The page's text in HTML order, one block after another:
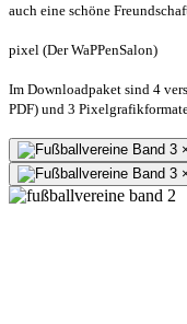
auch eine schöne
pixel (Der WaPPenSalon)
Im Downloadpaket sind 4
PDF) und 3